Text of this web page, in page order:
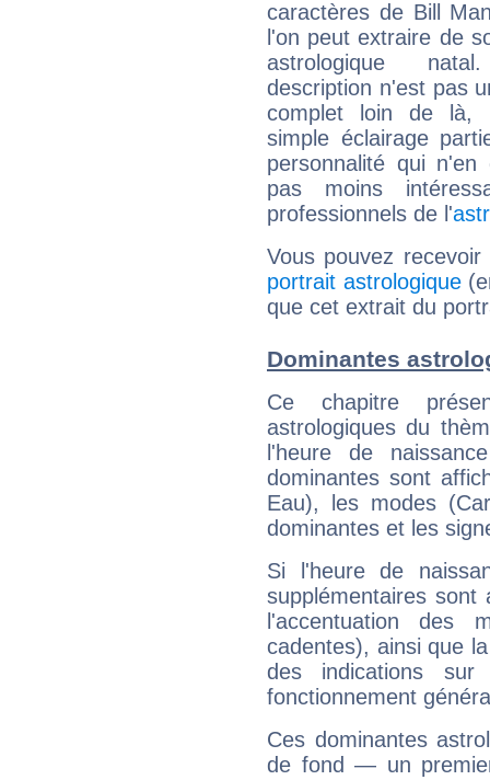
caractères de Bill
l'on peut extraire de
astrologique
description n'est pas
complet loin de là,
simple éclairage
personnalité qui n'en
pas moins
professionnels de l'
Vous pouvez
portrait astrologique
que cet extrait du
Dominantes
Ce chapitre
astrologiques du
l'heure de
dominantes sont
Eau), les modes
dominantes et les
Si l'heure de
supplémentaires sont
l'accentuation des
cadentes), ainsi que
des indications sur
fonctionnement
Ces dominantes
de fond — un